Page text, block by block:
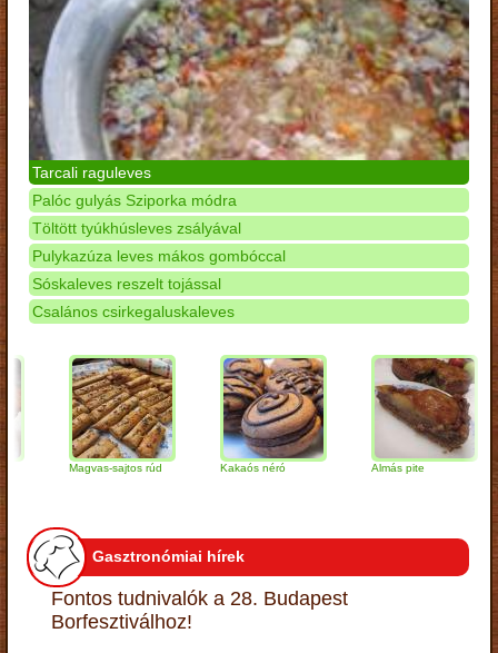
Tarcali raguleves
Palóc gulyás Sziporka módra
Töltött tyúkhúsleves zsályával
Pulykazúza leves mákos gombóccal
Sóskaleves reszelt tojással
Csalános csirkegaluskaleves
Magvas-sajtos rúd Kakaós néró Almás pite
Gasztronómiai hírek
Fontos tudnivalók a 28. Budapest
Borfesztiválhoz!